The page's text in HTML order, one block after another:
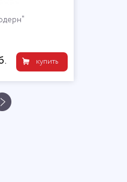
купить